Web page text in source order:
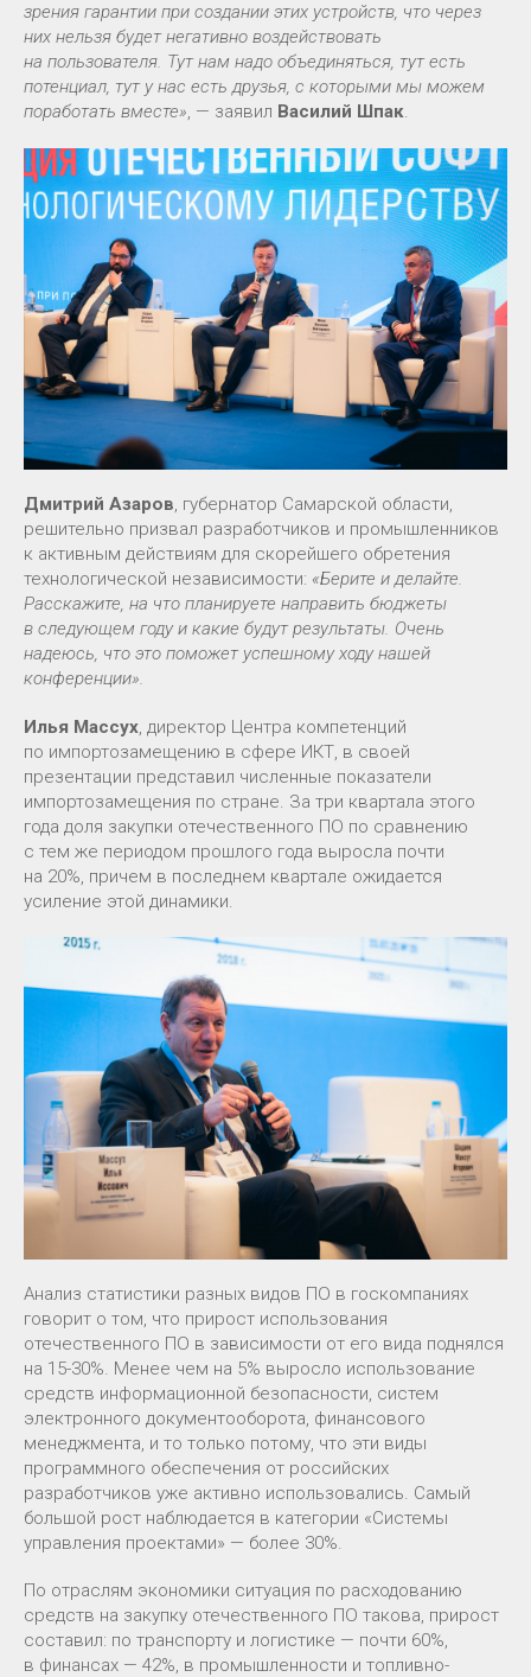
зрения гарантии при создании этих устройств, что через
них нельзя будет негативно воздействовать
на пользователя. Тут нам надо объединяться, тут есть
потенциал, тут у нас есть друзья, с которыми мы можем
поработать вместе», — заявил Василий Шпак.
Дмитрий Азаров, губернатор Самарской области,
решительно призвал разработчиков и промышленников
к активным действиям для скорейшего обретения
технологической независимости: «Берите и делайте.
Расскажите, на что планируете направить бюджеты
в следующем году и какие будут результаты. Очень
надеюсь, что это поможет успешному ходу нашей
конференции».
Илья Массух, директор Центра компетенций
по импортозамещению в сфере ИКТ, в своей
презентации представил численные показатели
импортозамещения по стране. За три квартала этого
года доля закупки отечественного ПО по сравнению
с тем же периодом прошлого года выросла почти
на 20%, причем в последнем квартале ожидается
усиление этой динамики.
Анализ статистики разных видов ПО в госкомпаниях
говорит о том, что прирост использования
отечественного ПО в зависимости от его вида поднялся
на 15-30%. Менее чем на 5% выросло использование
средств информационной безопасности, систем
электронного документооборота, финансового
менеджмента, и то только потому, что эти виды
программного обеспечения от российских
разработчиков уже активно использовались. Самый
большой рост наблюдается в категории «Системы
управления проектами» — более 30%.
По отраслям экономики ситуация по расходованию
средств на закупку отечественного ПО такова, прирост
составил: по транспорту и логистике — почти 60%,
в финансах — 42%, в промышленности и топливно-